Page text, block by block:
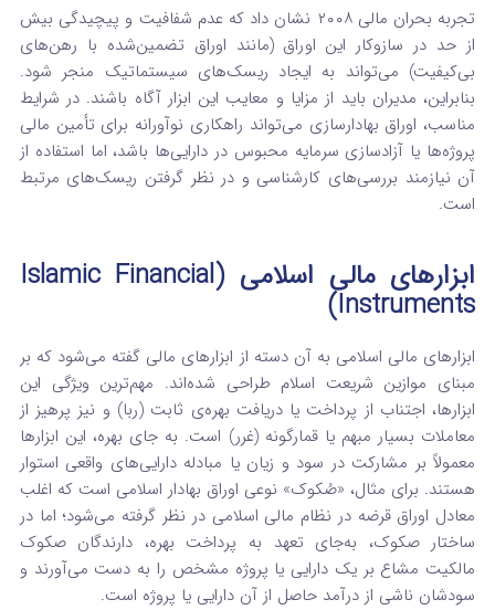
تجربه بحران مالی ۲۰۰۸ نشان داد که عدم شفافیت و پیچیدگی بیش
از حد در سازوکار این اوراق (مانند اوراق تضمین‌شده با رهن‌های
بی‌کیفیت) می‌تواند به ایجاد ریسک‌های سیستماتیک منجر شود.
بنابراین، مدیران باید از مزایا و معایب این ابزار آگاه باشند. در شرایط
مناسب، اوراق بهادارسازی می‌تواند راهکاری نوآورانه برای تأمین مالی
پروژه‌ها یا آزادسازی سرمایه محبوس در دارایی‌ها باشد، اما استفاده از
آن نیازمند بررسی‌های کارشناسی و در نظر گرفتن ریسک‌های مرتبط
است.
ابزارهای مالی اسلامی (Islamic Financial
Instruments)
ابزارهای مالی اسلامی به آن دسته از ابزارهای مالی گفته می‌شود که بر
مبنای موازین شریعت اسلام طراحی شده‌اند. مهم‌ترین ویژگی این
ابزارها، اجتناب از پرداخت یا دریافت بهره‌ی ثابت (ربا) و نیز پرهیز از
معاملات بسیار مبهم یا قمارگونه (غرر) است. به جای بهره، این ابزارها
معمولاً بر مشارکت در سود و زیان یا مبادله دارایی‌های واقعی استوار
هستند. برای مثال، «صُکوک» نوعی اوراق بهادار اسلامی است که اغلب
معادل اوراق قرضه در نظام مالی اسلامی در نظر گرفته می‌شود؛ اما در
ساختار صکوک، به‌جای تعهد به پرداخت بهره، دارندگان صکوک
مالکیت مشاع بر یک دارایی یا پروژه مشخص را به دست می‌آورند و
سودشان ناشی از درآمد حاصل از آن دارایی یا پروژه است.